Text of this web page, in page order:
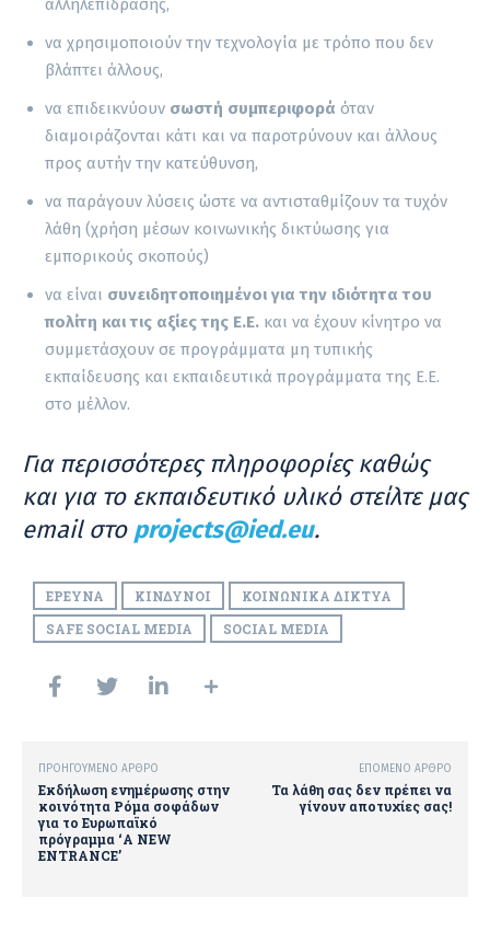
αλληλεπίδρασης,
να χρησιμοποιούν την τεχνολογία με τρόπο που δεν
βλάπτει άλλους,
να επιδεικνύουν σωστή συμπεριφορά όταν
διαμοιράζονται κάτι και να παροτρύνουν και άλλους
προς αυτήν την κατεύθυνση,
να παράγουν λύσεις ώστε να αντισταθμίζουν τα τυχόν
λάθη (χρήση μέσων κοινωνικής δικτύωσης για
εμπορικούς σκοπούς)
να είναι συνειδητοποιημένοι για την ιδιότητα του
πολίτη και τις αξίες της E.E. και να έχουν κίνητρο να
συμμετάσχουν σε προγράμματα μη τυπικής
εκπαίδευσης και εκπαιδευτικά προγράμματα της Ε.Ε.
στο μέλλον.
Για περισσότερες πληροφορίες καθώς
και για το εκπαιδευτικό υλικό στείλτε μας
email στο projects@ied.eu.
ΈΡΕΥΝΑ ΚΊΝΔΥΝΟΙ
ΚΟΙΝΩΝΙΚΆ ΔΊΚΤΥΑ
SAFE SOCIAL MEDIA
SOCIAL MEDIA
ΠΡΟΗΓΟΎΜΕΝΟ ΆΡΘΡΟ
Εκδήλωση ενημέρωσης στην
κοινότητα Ρόμα σοφάδων
για το Ευρωπαϊκό
πρόγραμμα ‘A NEW
ENTRANCE’
ΕΠΌΜΕΝΟ ΆΡΘΡΟ
Τα λάθη σας δεν πρέπει να
γίνουν αποτυχίες σας!